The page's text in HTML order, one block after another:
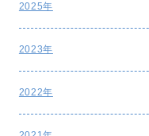
2025年
2023年
2022年